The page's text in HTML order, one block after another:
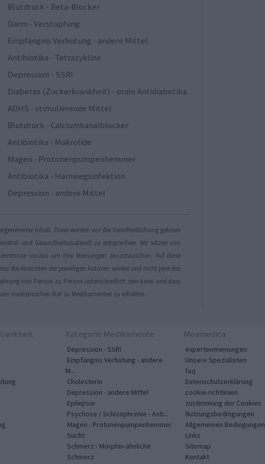
Blutdruck - Beta-Blocker
Darm - Verstopfung
Empfängnis Verhütung - andere Mittel
Antibiotika - Tetrazykline
Depression - SSRI
Diabetes (Zuckerkrankheit) - orale Antidiabetika
ADHS - stimulierende Mittel
Blutdruck - Calciumkanalblocker
Antibiotika - Makrolide
Magen - Protonenpumpenhemmer
Antibiotika - Harnwegsinfektion
Depression - andere Mittel
Inhalt. Diese werden vor der Veröffentlichung gelesen
und Gesundheitszustand) zu entsprechen. Wir setzen von
voraus um ihre Meinungen auszutauschen. Auf diese
die Ansichten der jeweiligen Autoren wieder und nicht jene des
von Person zu Person unterschiedlich sein kann und dass
medizinischen Rat zu Medikamenten zu erhalten.
Kategorie Medikamente
Depression - SSRI
Empfängnis Verhütung - andere
M...
Cholesterin
Depression - andere Mittel
Epilepsie
Psychose / Schizophrenie - Anti...
Magen - Protonenpumpenhemmer
Sucht
Schmerz - Morphin-ähnliche
Schmerz
Meamedica
expertenmeinungen
Unsere Spezialisten
faq
Datenschutzerklärung
cookie-richtlinien
zustimmung der Cookies
Nutzungsbedingungen
Allgemeinen Bedingungen
Links
Sitemap
Kontakt